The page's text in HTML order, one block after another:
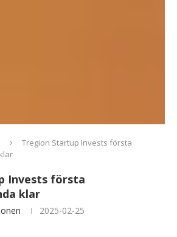
Tregion Startup Invests första
Invests första
klar
2025-02-25